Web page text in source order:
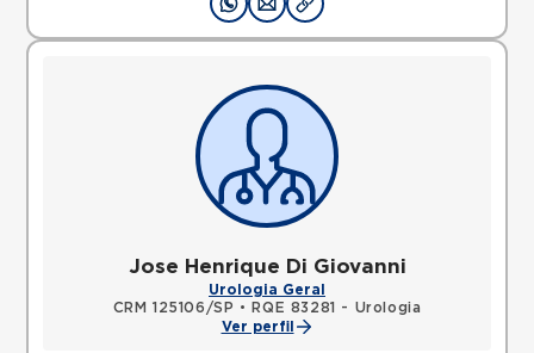
Jose Henrique Di Giovanni
Urologia Geral
CRM 125106/SP •
RQE 83281 - Urologia
Ver perfil